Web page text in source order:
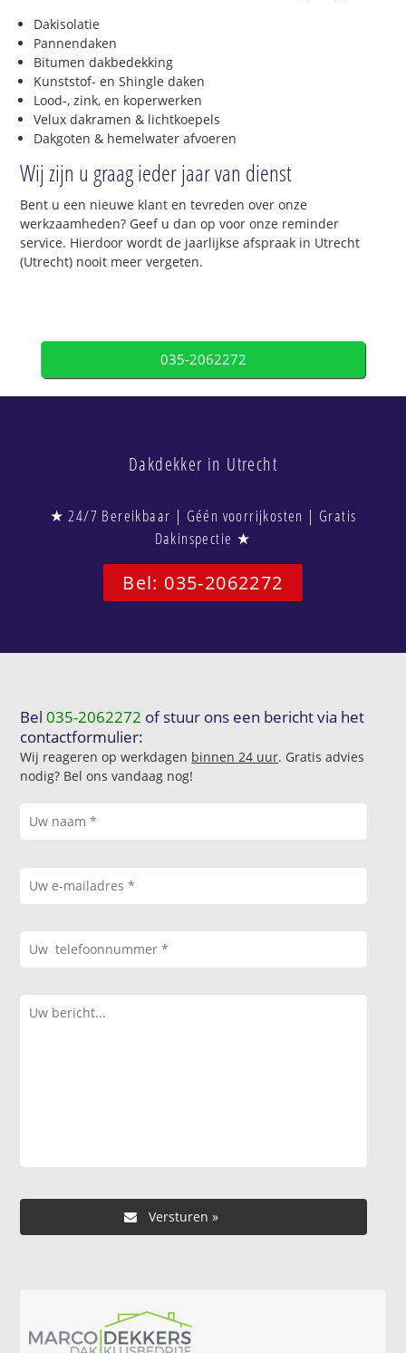
Dakisolatie
Pannendaken
Bitumen dakbedekking
Kunststof- en Shingle daken
Lood-, zink, en koperwerken
Velux dakramen & lichtkoepels
Dakgoten & hemelwater afvoeren
Wij zijn u graag ieder jaar van dienst
Bent u een nieuwe klant en tevreden over onze
werkzaamheden? Geef u dan op voor onze reminder
service. Hierdoor wordt de jaarlijkse afspraak in Utrecht
(Utrecht) nooit meer vergeten.
035-2062272
Dakdekker in Utrecht
★ 24/7 Bereikbaar | Géén voorrijkosten | Gratis
Dakinspectie ★
Bel: 035-2062272
Bel035-2062272 of stuur ons een bericht via het
contactformulier:
Wij reageren op werkdagen binnen 24 uur. Gratis advies
nodig? Bel ons vandaag nog!